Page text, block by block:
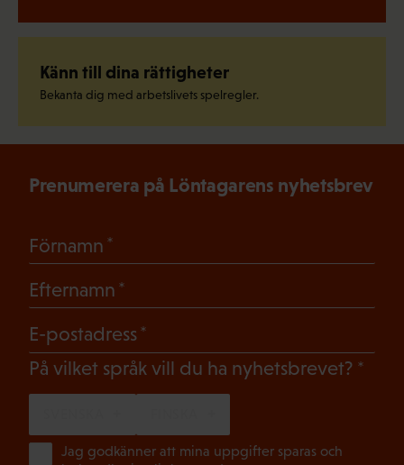
Känn till dina rättigheter
Bekanta dig med arbetslivets spelregler.
Prenumerera på Löntagarens nyhetsbrev
Förnamn
Efternamn
E-postadress
På vilket språk vill du ha nyhetsbrevet?
Jag godkänner att mina uppgifter sparas och